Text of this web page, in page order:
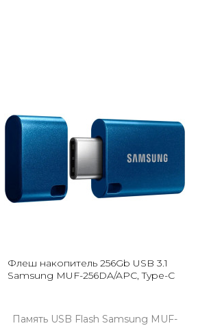
Флеш накопитель 256Gb USB 3.1
Samsung MUF-256DA/APC, Type-C
Память USB Flash Samsung MUF-